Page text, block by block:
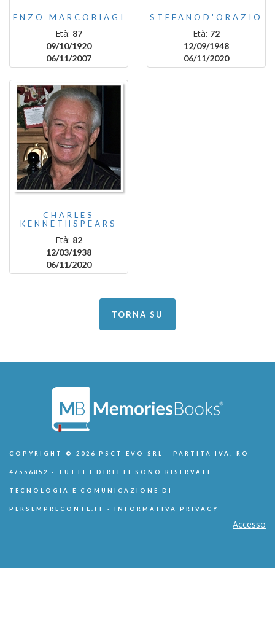
ENZO MARCOBIAGI
Età: 87
09/10/1920
06/11/2007
STEFANOD'ORAZIO
Età: 72
12/09/1948
06/11/2020
CHARLES
KENNETHSPEARS
Età: 82
12/03/1938
06/11/2020
TORNA SU
COPYRIGHT © 2026 PSCT EVO SRL - PARTITA IVA: RO
47556852 - TUTTI I DIRITTI SONO RISERVATI
TECNOLOGIA E COMUNICAZIONE DI
PERSEMPRECONTE.IT - INFORMATIVA PRIVACY
Accesso